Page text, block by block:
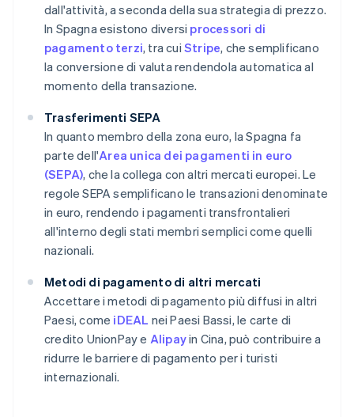
dall'attività, a seconda della sua strategia di prezzo.
In Spagna esistono diversi processori di
pagamento terzi, tra cui Stripe, che semplificano
la conversione di valuta rendendola automatica al
momento della transazione.
Trasferimenti SEPA
In quanto membro della zona euro, la Spagna fa
parte dell'Area unica dei pagamenti in euro
(SEPA), che la collega con altri mercati europei. Le
regole SEPA semplificano le transazioni denominate
in euro, rendendo i pagamenti transfrontalieri
all'interno degli stati membri semplici come quelli
nazionali.
Metodi di pagamento di altri mercati
Accettare i metodi di pagamento più diffusi in altri
Paesi, come iDEAL nei Paesi Bassi, le carte di
credito UnionPay e Alipayin Cina, può contribuire a
ridurre le barriere di pagamento per i turisti
internazionali.